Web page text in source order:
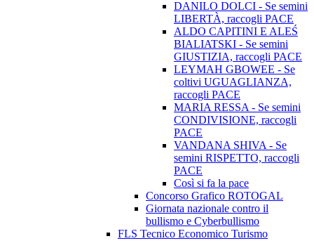
DANILO DOLCI - Se semini
LIBERTÀ, raccogli PACE
ALDO CAPITINI E ALEŚ
BIALIATSKI - Se semini
GIUSTIZIA, raccogli PACE
LEYMAH GBOWEE - Se
coltivi UGUAGLIANZA,
raccogli PACE
MARIA RESSA - Se semini
CONDIVISIONE, raccogli
PACE
VANDANA SHIVA - Se
semini RISPETTO, raccogli
PACE
Così si fa la pace
Concorso Grafico ROTOGAL
Giornata nazionale contro il
bullismo e Cyberbullismo
FLS Tecnico Economico Turismo